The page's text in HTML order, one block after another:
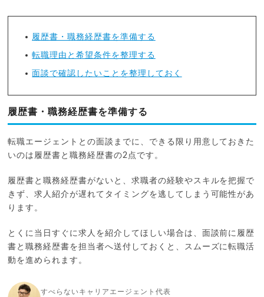
履歴書・職務経歴書を準備する
転職理由と希望条件を整理する
面談で確認したいことを整理しておく
履歴書・職務経歴書を準備する
転職エージェントとの面談までに、できる限り用意しておきた
いのは履歴書と職務経歴書の2点です。
履歴書と職務経歴書がないと、求職者の経験やスキルを把握で
きず、求人紹介が遅れてタイミングを逃してしまう可能性があ
ります。
とくに当日すぐに求人を紹介してほしい場合は、面談前に履歴
書と職務経歴書を担当者へ送付しておくと、スムーズに転職活
動を進められます。
すべらないキャリアエージェント代表